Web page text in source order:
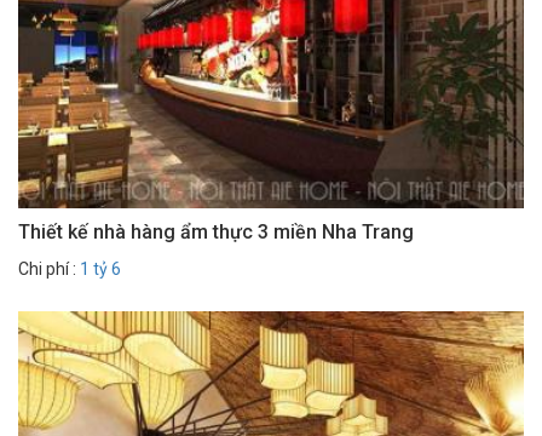
Thiết kế nhà hàng ẩm thực 3 miền Nha Trang
Chi phí : 1 tỷ 6